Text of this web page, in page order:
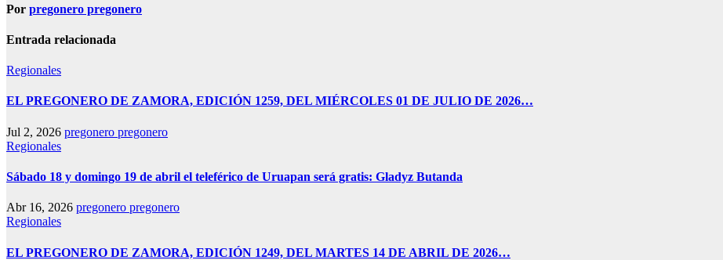
Por pregonero pregonero
Entrada relacionada
Regionales
EL PREGONERO DE ZAMORA, EDICIÓN 1259, DEL MIÉRCOLES 01 DE JULIO DE 2026…
Jul 2, 2026 pregonero pregonero
Regionales
Sábado 18 y domingo 19 de abril el teleférico de Uruapan será gratis: Gladyz Butanda
Abr 16, 2026 pregonero pregonero
Regionales
EL PREGONERO DE ZAMORA, EDICIÓN 1249, DEL MARTES 14 DE ABRIL DE 2026…